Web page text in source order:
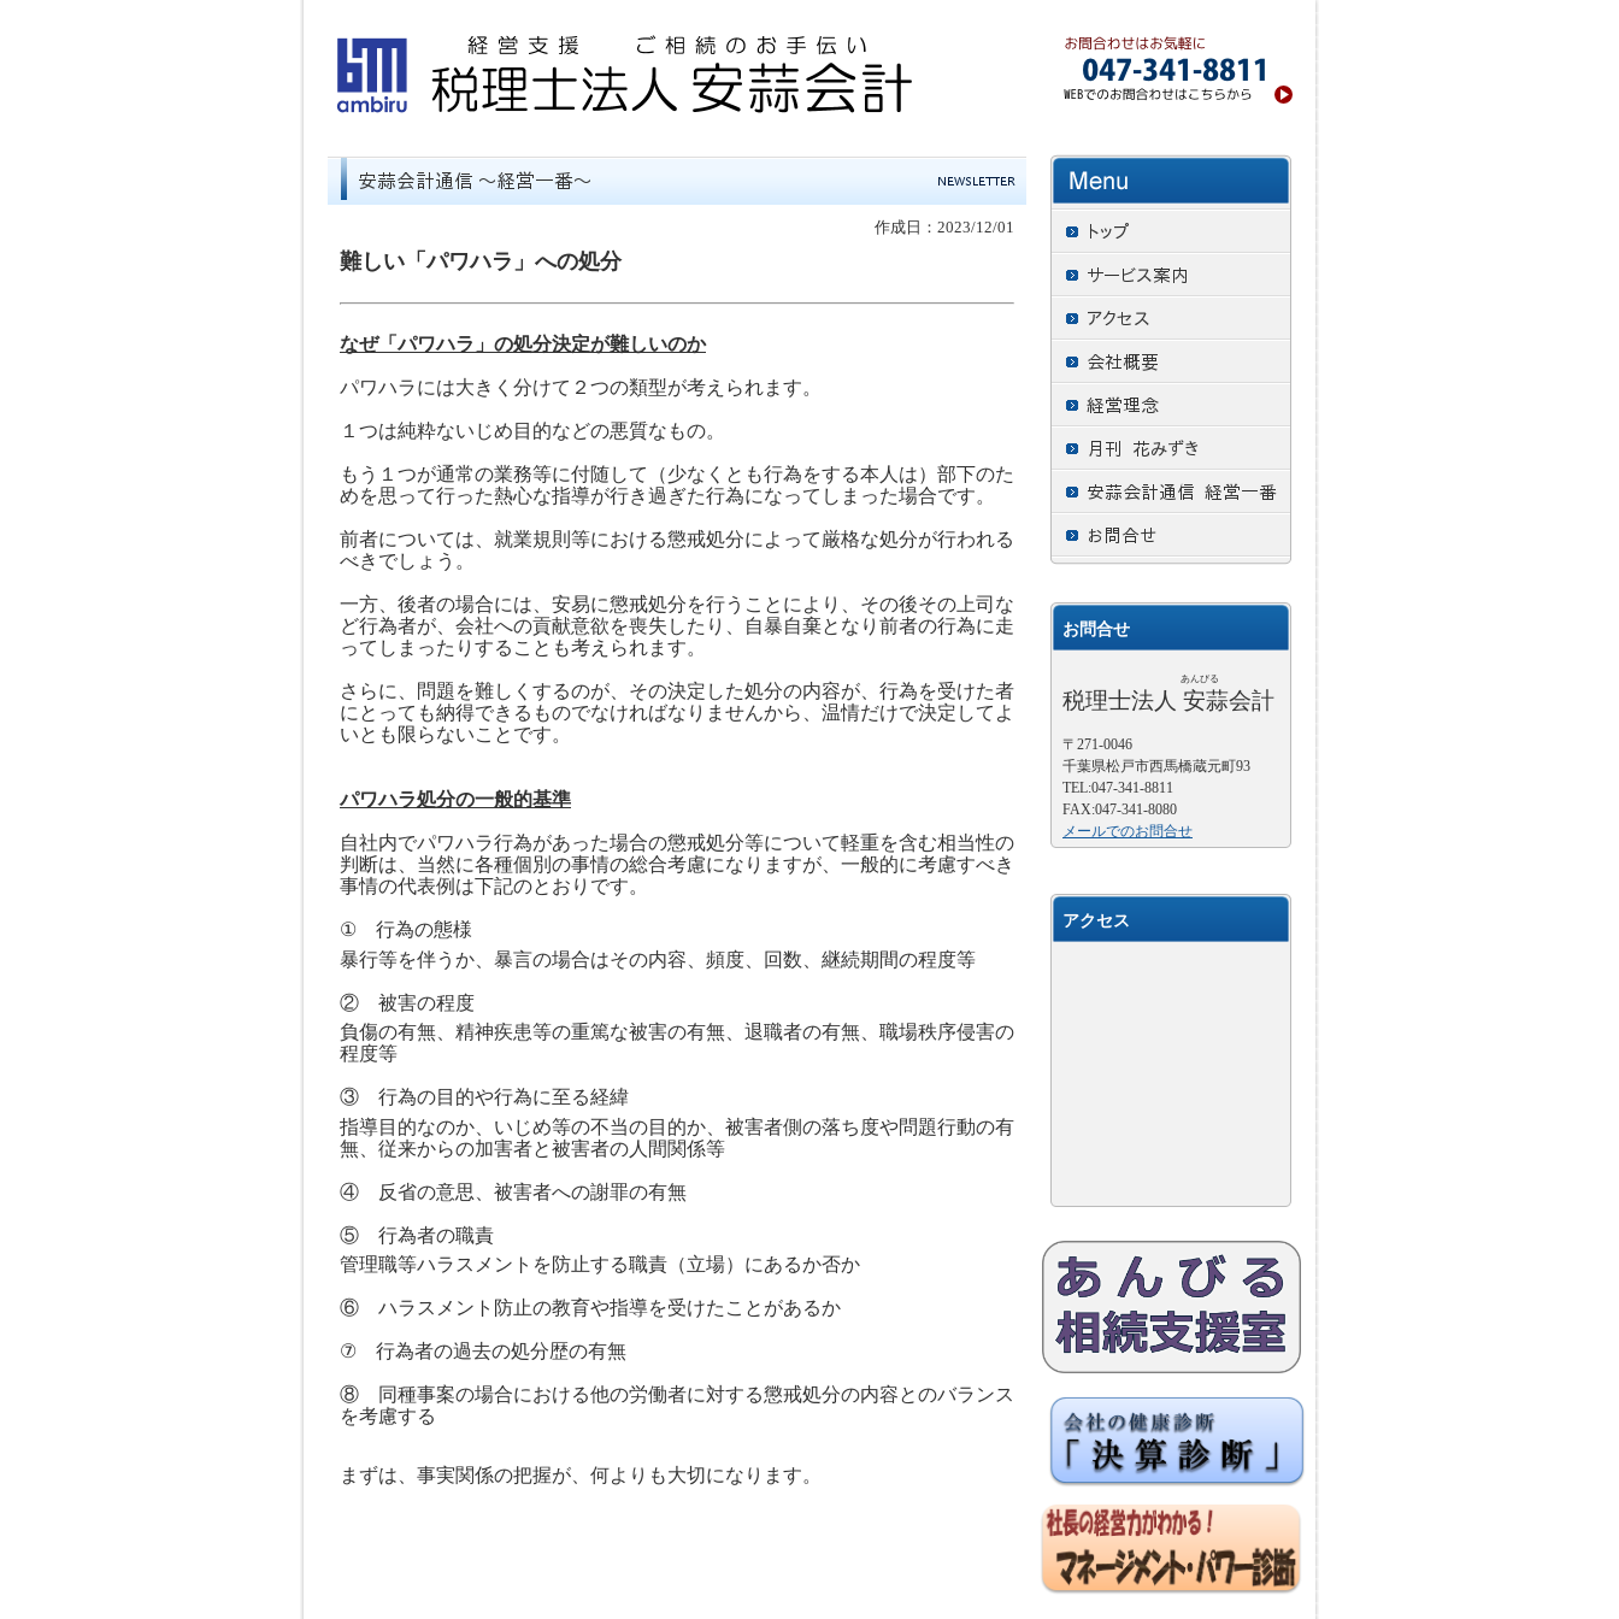
作成日：2023/12/01
難しい「パワハラ」への処分
なぜ「パワハラ」の処分決定が難しいのか
パワハラには大きく分けて２つの類型が考えられます。
１つは純粋ないじめ目的などの悪質なもの。
もう１つが通常の業務等に付随して（少なくとも行為をする本人は）部下のた
めを思って行った熱心な指導が行き過ぎた行為になってしまった場合です。
前者については、就業規則等における懲戒処分によって厳格な処分が行われる
べきでしょう。
一方、後者の場合には、安易に懲戒処分を行うことにより、その後その上司な
ど行為者が、会社への貢献意欲を喪失したり、自暴自棄となり前者の行為に走
ってしまったりすることも考えられます。
さらに、問題を難しくするのが、その決定した処分の内容が、行為を受けた者
にとっても納得できるものでなければなりませんから、温情だけで決定してよ
いとも限らないことです。
パワハラ処分の一般的基準
自社内でパワハラ行為があった場合の懲戒処分等について軽重を含む相当性の
判断は、当然に各種個別の事情の総合考慮になりますが、一般的に考慮すべき
事情の代表例は下記のとおりです。
① 行為の態様
暴行等を伴うか、暴言の場合はその内容、頻度、回数、継続期間の程度等
② 被害の程度
負傷の有無、精神疾患等の重篤な被害の有無、退職者の有無、職場秩序侵害の
程度等
③ 行為の目的や行為に至る経緯
指導目的なのか、いじめ等の不当の目的か、被害者側の落ち度や問題行動の有
無、従来からの加害者と被害者の人間関係等
④ 反省の意思、被害者への謝罪の有無
⑤ 行為者の職責
管理職等ハラスメントを防止する職責（立場）にあるか否か
⑥ ハラスメント防止の教育や指導を受けたことがあるか
⑦ 行為者の過去の処分歴の有無
⑧ 同種事案の場合における他の労働者に対する懲戒処分の内容とのバランス
を考慮する
まずは、事実関係の把握が、何よりも大切になります。
お問合せ
あんびる
税理士法人 安蒜会計
〒271-0046
千葉県松戸市西馬橋蔵元町93
TEL:047-341-8811
FAX:047-341-8080
メールでのお問合せ
アクセス